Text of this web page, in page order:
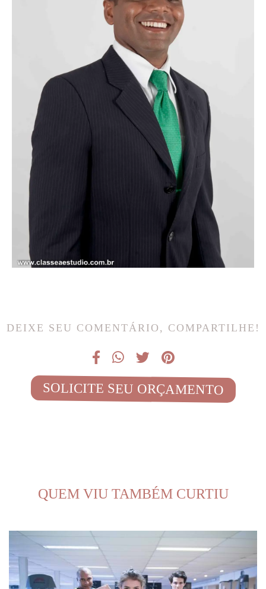
DEIXE SEU COMENTÁRIO, COMPARTILHE!
SOLICITE SEU ORÇAMENTO
QUEM VIU TAMBÉM CURTIU